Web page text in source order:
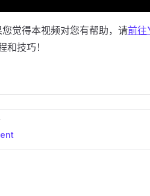
觉得本视频对您有帮助，请前往
和技巧！